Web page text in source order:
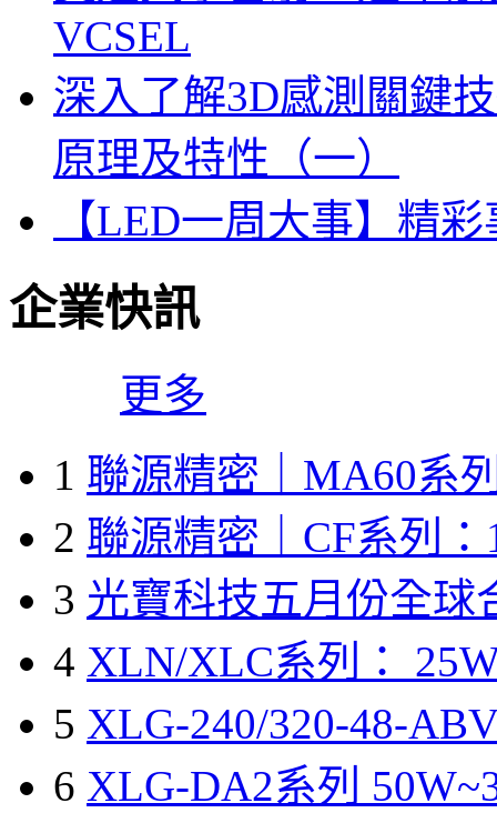
VCSEL
深入了解3D感測關鍵
原理及特性（一）
【LED一周大事】精
企業快訊
更多
1 聯源精密｜MA60系
2 聯源精密｜CF系列：
3 光寶科技五月份全球
4 XLN/XLC系列：
5 XLG-240/320-48-
6 XLG-DA2系列